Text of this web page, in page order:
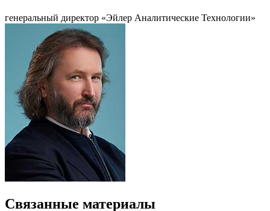
генеральный директор «Эйлер Аналитические Технологии»
Связанные материалы